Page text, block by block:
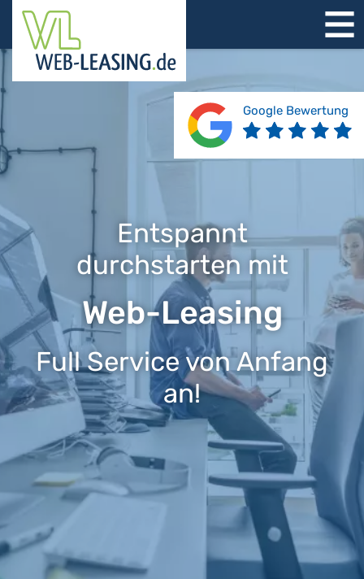
STARTSEITE
ÜBER UNS
PRODUKTE
REFERENZEN
BERATUNG
JOBS
KONTAKT
Entspannt
durchstarten mit
Web-Leasing
Full Service von Anfang
an!
Google Bewertung